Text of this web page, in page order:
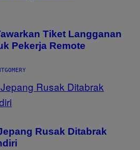
Tiket Langganan
Pekerja Remote
Rusak Ditabrak